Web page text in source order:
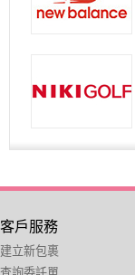
客戶服務
建立新包裹
查詢委託單